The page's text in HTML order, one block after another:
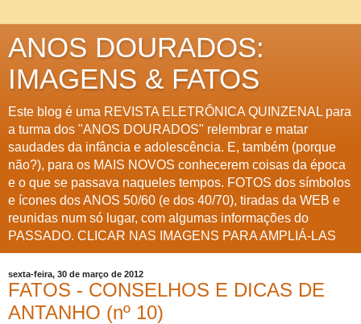
ANOS DOURADOS:
IMAGENS & FATOS
Este blog é uma REVISTA ELETRÔNICA QUINZENAL para
a turma dos "ANOS DOURADOS" relembrar e matar
saudades da infância e adolescência. E, também (porque
não?), para os MAIS NOVOS conhecerem coisas da época
e o que se passava naqueles tempos. FOTOS dos símbolos
e ícones dos ANOS 50/60 (e dos 40/70), tiradas da WEB e
reunidas num só lugar, com algumas informações do
PASSADO. CLICAR NAS IMAGENS PARA AMPLIÁ-LAS
sexta-feira, 30 de março de 2012
FATOS - CONSELHOS E DICAS DE
ANTANHO (nº 10)